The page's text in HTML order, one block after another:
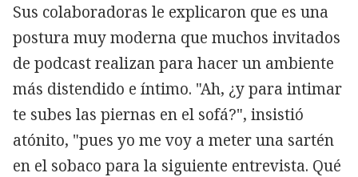
Sus colaboradoras le explicaron que es una
postura muy moderna que muchos invitados
de podcast realizan para hacer un ambiente
más distendido e íntimo. "Ah, ¿y para intimar
te subes las piernas en el sofá?", insistió
atónito, "pues yo me voy a meter una sartén
en el sobaco para la siguiente entrevista. Qué